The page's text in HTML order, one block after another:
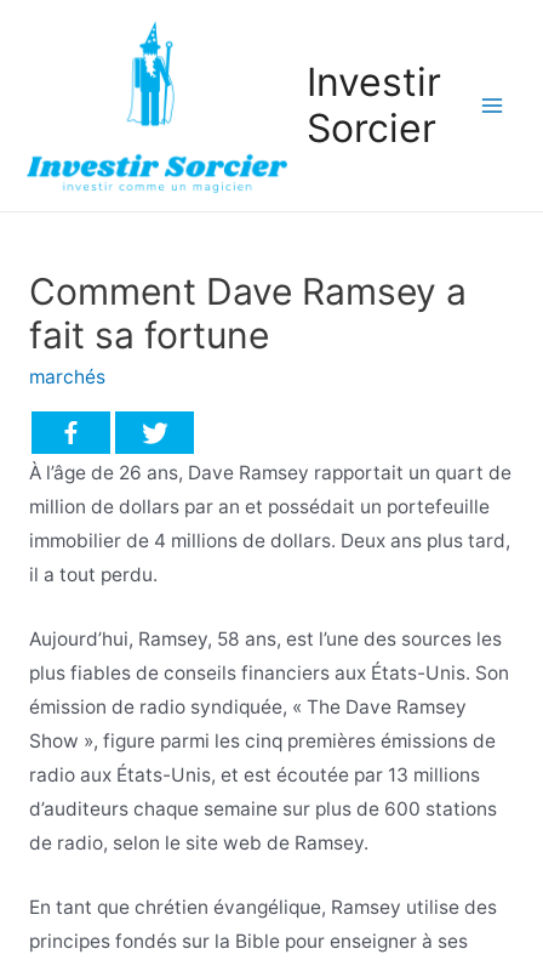
Investir
Sorcier
Comment Dave Ramsey a
fait sa fortune
marchés
À l’âge de 26 ans, Dave Ramsey rapportait un quart de
million de dollars par an et possédait un portefeuille
immobilier de 4 millions de dollars. Deux ans plus tard,
il a tout perdu.
Aujourd’hui, Ramsey, 58 ans, est l’une des sources les
plus fiables de conseils financiers aux États-Unis. Son
émission de radio syndiquée, « The Dave Ramsey
Show », figure parmi les cinq premières émissions de
radio aux États-Unis, et est écoutée par 13 millions
d’auditeurs chaque semaine sur plus de 600 stations
de radio, selon le site web de Ramsey.
En tant que chrétien évangélique, Ramsey utilise des
principes fondés sur la Bible pour enseigner à ses